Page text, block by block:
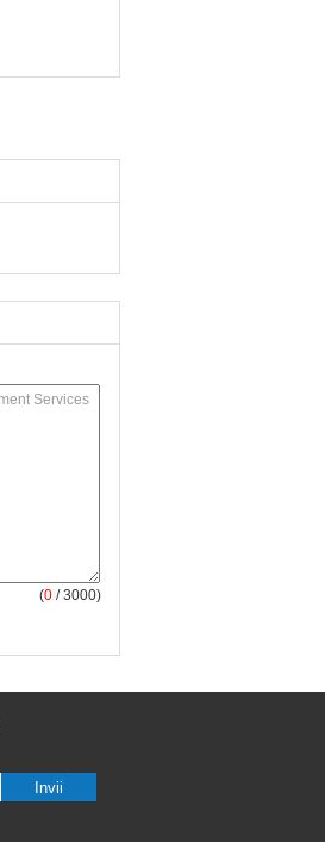
(0 / 3000)
Invii